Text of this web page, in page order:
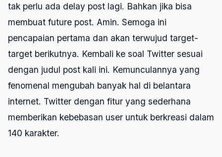
tak perlu ada delay post lagi. Bahkan jika bisa
membuat future post. Amin. Semoga ini
pencapaian pertama dan akan terwujud target-
target berikutnya. Kembali ke soal Twitter sesuai
dengan judul post kali ini. Kemunculannya yang
fenomenal mengubah banyak hal di belantara
internet. Twitter dengan fitur yang sederhana
memberikan kebebasan user untuk berkreasi dalam
140 karakter.